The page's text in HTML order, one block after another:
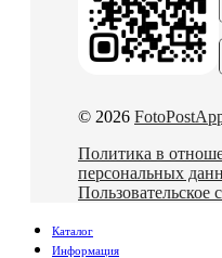
© 2026
Политика в
персональных
Пользовательское
Каталог
Информация